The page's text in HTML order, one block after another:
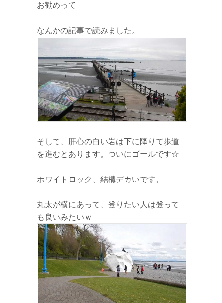
お勧めって
なんかの記事で読みました。
そして、肝心の白い岩は下に降りて歩道
を進むとあります。ついにゴールです☆
ホワイトロック、結構デカいです。
丸太が横にあって、登りたい人は登って
も良いみたいｗ